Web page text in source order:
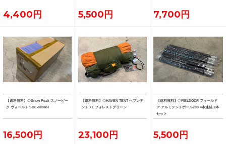
4,400円 5,500円 7,700円
【送料無料】◇Snow Peak スノーピー
ク ヴォールト SDE-080RH
16,500円
【送料無料】◇HAVEN TENT ヘブンテ
ント XL フォレストグリーン
23,100円
【送料無料】◇FIELDOOR フィールド
ア アルミテントポール280 4本連結 2本
セット
5,500円